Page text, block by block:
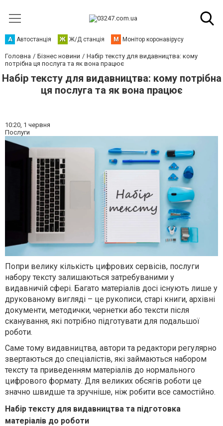
А Автостанція Ж Ж/Д станція М Монітор коронавірусу
Головна Бізнес новини
Набір тексту для видавництва: кому
потрібна ця послуга та як вона працює
Набір тексту для видавництва: кому потрібна
ця послуга та як вона працює
10:20, 1 червня
Послуги
Попри велику кількість цифрових сервісів, послуги
набору тексту залишаються затребуваними у
видавничій сфері. Багато матеріалів досі існують лише у
друкованому вигляді – це рукописи, старі книги, архівні
документи, методички, чернетки або тексти після
сканування, які потрібно підготувати для подальшої
роботи.
Саме тому видавництва, автори та редактори регулярно
звертаються до спеціалістів, які займаються набором
тексту та приведенням матеріалів до нормального
цифрового формату. Для великих обсягів роботи це
значно швидше та зручніше, ніж робити все самостійно.
Набір тексту для видавництва та підготовка
матеріалів до роботи